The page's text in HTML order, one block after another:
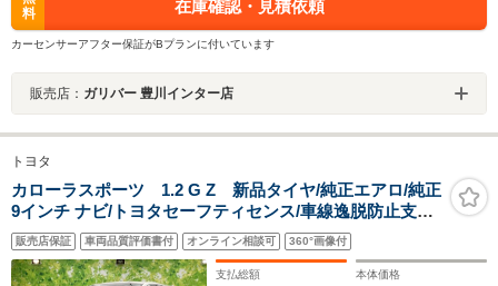
料
在庫確認・見積依頼
カーセンサーアフター保証がBプランに付いています
販売店： ガリバー 豊川インター店
トヨタ
カローラスポーツ 1.2 G Z 新品タイヤ/純正エアロ/純正
9インチ ナビ/トヨタセーフティセンス/車線逸脱防止支援
システム/ドライブレコーダー 社外/ヘッドランプ
LED/Bluetooth接続/ETC
販売店保証 車両品質評価書付 オンライン相談可 360°画像付
支払総額 本体価格